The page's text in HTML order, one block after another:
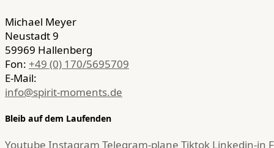
Michael Meyer
Neustadt 9
59969 Hallenberg
Fon: +49 (0) 170/5695709
E-Mail:
info@spirit-moments.de
Bleib auf dem Laufenden
Youtube Instagram Telegram-plane Tiktok Linkedin-in